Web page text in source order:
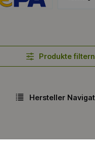
Produkte filtern
Hersteller